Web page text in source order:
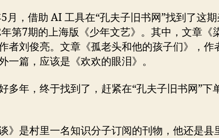
月，借助 AI 工具在“孔夫子旧书网”找到了这
第7期的上海版《少年文艺》。其中，文章《
者刘俊亮。文章《孤老头和他的孩子们》，作
一篇，应该是《欢欢的眼泪》。
多年，终于找到了，赶紧在“孔夫子旧书网”下
》是村里一名知识分子订阅的刊物，他还是县